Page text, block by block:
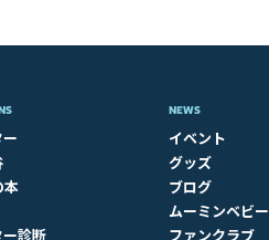
本
診断
NEWS
イベント
グッズ
ブログ
ムーミンベビー
ファンクラブ